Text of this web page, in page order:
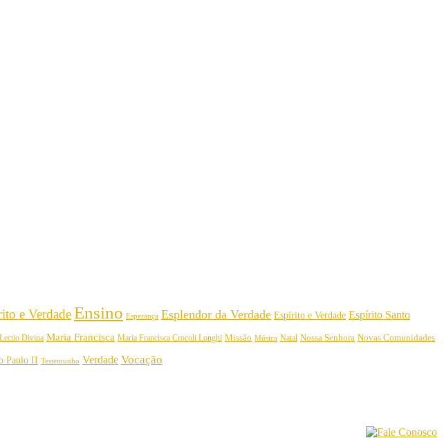
e VerdadeEnsino Esperança Esplendor da Verdade Espírito e Verdade Espírito Santo
Lectio Divina Maria Francisca Maria Francisca Crocoli Longhi Missão Música Natal Nossa Senhora Novas Comunidades
Paulo II Testemunho Verdade Vocação